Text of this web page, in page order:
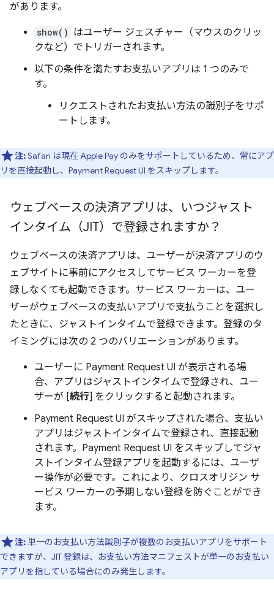
があります。
show() はユーザー ジェスチャー（マウスのクリッ
クなど）でトリガーされます。
以下の条件を満たすお支払いアプリは 1 つのみで
す。
リクエストされたお支払い方法の識別子をサポ
ートします。
注:Safari は現在 Apple Pay のみをサポートしているため、常にアプ
リを直接起動し、Payment Request UI をスキップします。
ウェブベースの決済アプリは、いつジャスト
インタイム（JIT）で登録されますか？
ウェブベースの決済アプリは、ユーザーが決済アプリのウ
ェブサイトに事前にアクセスしてサービス ワーカーを登
録しなくても起動できます。サービス ワーカーは、ユー
ザーがウェブベースの支払いアプリで支払うことを選択し
たときに、ジャストインタイムで登録できます。登録のタ
イミングには次の 2 つのバリエーションがあります。
ユーザーに Payment Request UI が表示される場
合、アプリはジャストインタイムで登録され、ユー
ザーが [続行] をクリックすると起動されます。
Payment Request UI がスキップされた場合、支払い
アプリはジャストインタイムで登録され、直接起動
されます。Payment Request UI をスキップしてジャ
ストインタイム登録アプリを起動するには、ユーザ
ー操作が必要です。これにより、クロスオリジン サ
ービス ワーカーの予期しない登録を防ぐことができ
ます。
注:単一のお支払い方法識別子が複数のお支払いアプリをサポート
できますが、JIT 登録は、お支払い方法マニフェストが単一のお支払い
アプリを指している場合にのみ発生します。